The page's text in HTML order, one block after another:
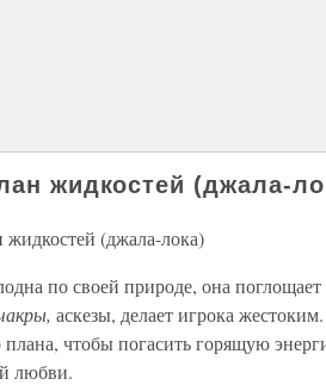
жидкостей (джала-
(джала-лока)
по своей природе, она
аскезы, делает игрока
чтобы погасить горящую
любви.